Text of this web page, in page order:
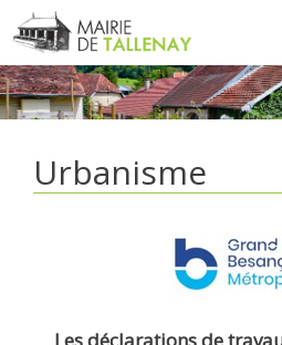
Aller
au
contenu
Urbanisme
Les déclarations de